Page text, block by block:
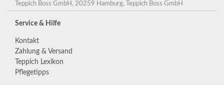
Teppich Boss GmbH, 20259 Hamburg, Teppich Boss GmbH
Service & Hilfe
Kontakt
Zahlung & Versand
Teppich Lexikon
Pflegetipps